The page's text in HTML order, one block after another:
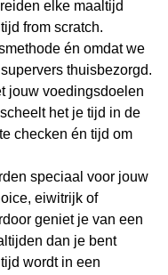
elke maaltijd
from scratch.
én omdat we
thuisbezorgd.
jouw voedingsdoelen
het je tijd in de
checken én tijd om
speciaal voor jouw
eiwitrijk of
geniet je van een
dan je bent
wordt in een